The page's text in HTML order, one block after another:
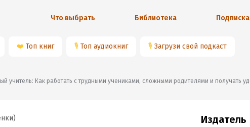
Что выбрать Библиотека Подписка
❤️ Топ книг 🎙 Топ аудиокниг 🎙 Загрузи свой подкаст
учитель: Как работать с трудными учениками, сложными родителями и получать
) Издатель